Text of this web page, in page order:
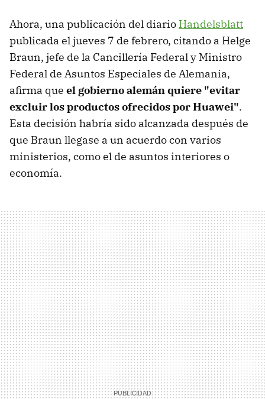
Ahora, una publicación del diario Handelsblatt
publicada el jueves 7 de febrero, citando a Helge
Braun, jefe de la Cancillería Federal y Ministro
Federal de Asuntos Especiales de Alemania,
afirma que el gobierno alemán quiere "evitar
excluir los productos ofrecidos por Huawei".
Esta decisión habría sido alcanzada después de
que Braun llegase a un acuerdo con varios
ministerios, como el de asuntos interiores o
economía.